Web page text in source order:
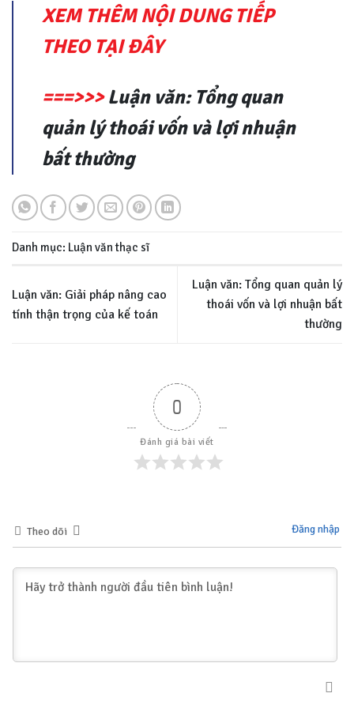
XEM THÊM NỘI DUNG TIẾP
THEO TẠI ĐÂY
===>>>Luận văn: Tổng quan
quản lý thoái vốn và lợi nhuận
bất thường
Danh mục: Luận văn thạc sĩ
Luận văn: Giải pháp nâng cao
tính thận trọng của kế toán
Luận văn: Tổng quan quản lý
thoái vốn và lợi nhuận bất
thường
0
Đánh giá bài viết
Theo dõi Đăng nhập